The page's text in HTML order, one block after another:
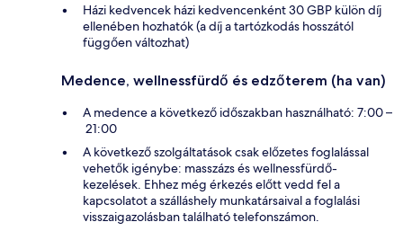
Házi kedvencek házi kedvencenként 30 GBP külön díj
ellenében hozhatók (a díj a tartózkodás hosszától
függően változhat)
Medence, wellnessfürdő és edzőterem (ha van)
A medence a következő időszakban használható: 7:00 –
21:00
A következő szolgáltatások csak előzetes foglalással
vehetők igénybe: masszázs és wellnessfürdő-
kezelések. Ehhez még érkezés előtt vedd fel a
kapcsolatot a szálláshely munkatársaival a foglalási
visszaigazolásban található telefonszámon.